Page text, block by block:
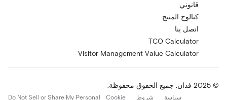
قانوني
كتالوج المنتج
اتصل بنا
TCO Calculator
Visitor Management Value Calculator
© 2025 فدان. جميع الحقوق محفوظة.
سياسة شروط Cookie
Do Not Sell or Share My Personal